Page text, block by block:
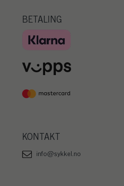
BETALING
KONTAKT
info@sykkel.no